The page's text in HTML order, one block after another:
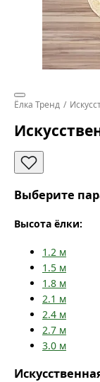
Ёлка Тренд
Выберите
Высота ёлки:
1.2 м
1.5 м
1.8 м
2.1 м
2.4 м
2.7 м
3.0 м